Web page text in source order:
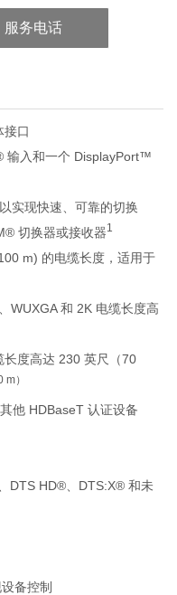
服务电话
口
输入和一个 DisplayPort™
实现快速、可靠的切换
切换器或接收器1
m) 的电缆长度，适用于
WUXGA 和 2K 电缆长度高
度高达 230 英尺（70
）
他 HDBaseT 认证设备
DTS HD®、DTS:X® 和未
备控制